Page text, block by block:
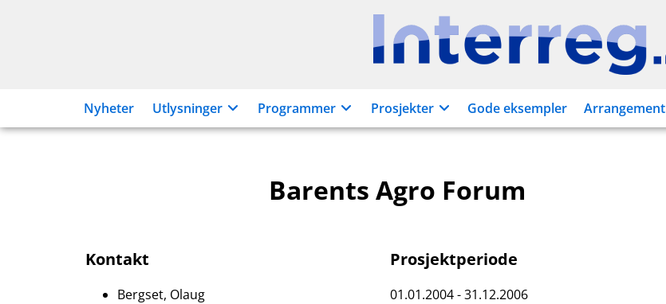
Interreg.no
Nyheter Utlysninger Programmer Prosjekter Gode eksempler Arrangement
Barents Agro Forum
Kontakt
Bergset, Olaug
Prosjektperiode
01.01.2004 - 31.12.2006